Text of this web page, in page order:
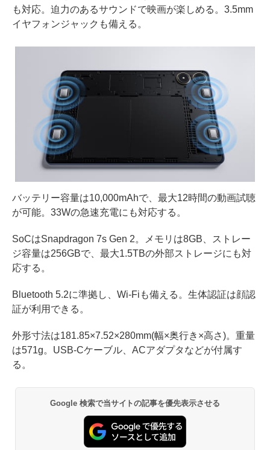
も対応。迫力のあるサウンドで映画が楽しめる。3.5mm
イヤフォンジャックも備える。
バッテリー容量は10,000mAhで、最大12時間の動画試聴
が可能。33Wの急速充電にも対応する。
SoCはSnapdragon 7s Gen 2。メモリは8GB、ストレー
ジ容量は256GBで、最大1.5TBの外部ストレージにも対
応する。
Bluetooth 5.2に準拠し、Wi-Fiも備える。生体認証は顔認
証が利用できる。
外形寸法は181.85×7.52×280mm(幅×奥行き×高さ)。重量
は571g。USB-Cケーブル、ACアダプタなどが付属す
る。
Google 検索で当サイトの記事を優先表示させる